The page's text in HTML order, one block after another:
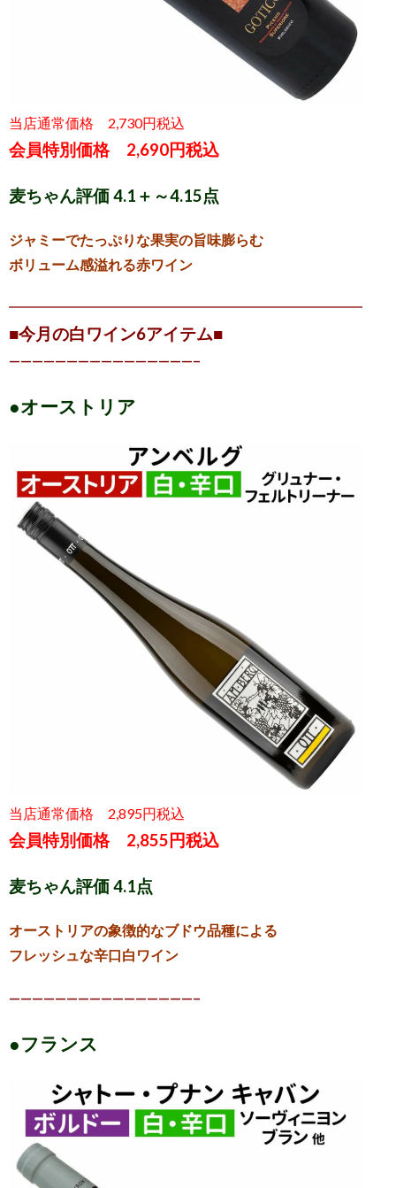
当店通常価格 2,730円税込
会員特別価格 2,690円税込
麦ちゃん評価 4.1＋～4.15点
ジャミーでたっぷりな果実の旨味膨らむ
ボリューム感溢れる赤ワイン
━━━━━━━━━━━━━━━━━━━━━━━━━
■今月の白ワイン6アイテム■
————————————————–
●オーストリア
当店通常価格 2,895円税込
会員特別価格 2,855円税込
麦ちゃん評価 4.1点
オーストリアの象徴的なブドウ品種による
フレッシュな辛口白ワイン
————————————————–
●フランス